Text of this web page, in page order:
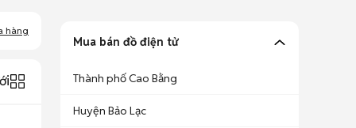
hàng
Mua bán đồ điện tử
Thành phố Cao Bằng
Huyện Bảo Lạc